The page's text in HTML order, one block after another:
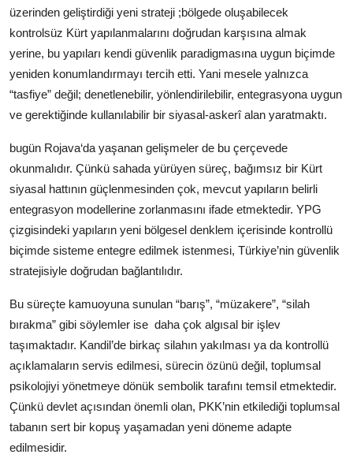
üzerinden geliştirdiği yeni strateji ;bölgede oluşabilecek
kontrolsüz Kürt yapılanmalarını doğrudan karşısına almak
yerine, bu yapıları kendi güvenlik paradigmasına uygun biçimde
yeniden konumlandırmayı tercih etti. Yani mesele yalnızca
“tasfiye” değil; denetlenebilir, yönlendirilebilir, entegrasyona uygun
ve gerektiğinde kullanılabilir bir siyasal-askerî alan yaratmaktı.
bugün Rojava‘da yaşanan gelişmeler de bu çerçevede
okunmalıdır. Çünkü sahada yürüyen süreç, bağımsız bir Kürt
siyasal hattının güçlenmesinden çok, mevcut yapıların belirli
entegrasyon modellerine zorlanmasını ifade etmektedir. YPG
çizgisindeki yapıların yeni bölgesel denklem içerisinde kontrollü
biçimde sisteme entegre edilmek istenmesi, Türkiye’nin güvenlik
stratejisiyle doğrudan bağlantılıdır.
Bu süreçte kamuoyuna sunulan “barış”, “müzakere”, “silah
bırakma” gibi söylemler ise daha çok algısal bir işlev
taşımaktadır. Kandil’de birkaç silahın yakılması ya da kontrollü
açıklamaların servis edilmesi, sürecin özünü değil, toplumsal
psikolojiyi yönetmeye dönük sembolik tarafını temsil etmektedir.
Çünkü devlet açısından önemli olan, PKK’nin etkilediği toplumsal
tabanın sert bir kopuş yaşamadan yeni döneme adapte
edilmesidir.